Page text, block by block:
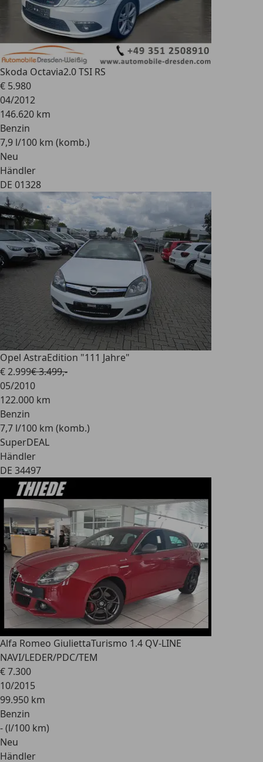
Skoda Octavia2.0 TSI RS
€ 5.980
04/2012
146.620 km
Benzin
7,9 l/100 km (komb.)
Neu
Händler
DE 01328
Opel AstraEdition "111 Jahre"
€ 2.999€ 3.499,-
05/2010
122.000 km
Benzin
7,7 l/100 km (komb.)
SuperDEAL
Händler
DE 34497
Alfa Romeo GiuliettaTurismo 1.4 QV-LINE
NAVI/LEDER/PDC/TEM
€ 7.300
10/2015
99.950 km
Benzin
- (l/100 km)
Neu
Händler